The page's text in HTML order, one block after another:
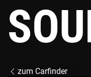
zum Carfinder